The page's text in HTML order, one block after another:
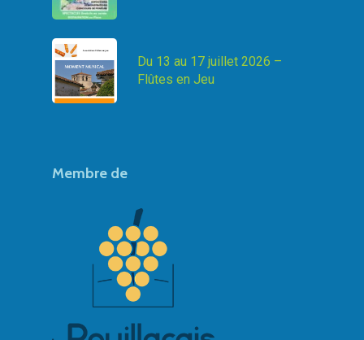
Du 13 au 17 juillet 2026 –
Flûtes en Jeu
Membre de